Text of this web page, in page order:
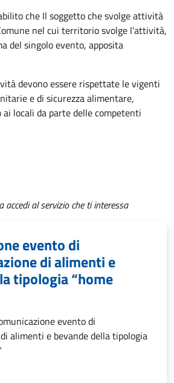
che Il soggetto che svolge attività
nel cui territorio svolge l’attività,
del singolo evento, apposita
devono essere rispettate le vigenti
e di sicurezza alimentare,
ai locali da parte delle competenti
accedi al servizio che ti interessa
evento di
di alimenti e
tipologia “home
evento di
alimenti e bevande della tipologia